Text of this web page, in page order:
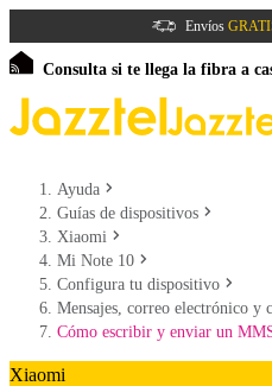
Envíos
Consulta si te llega la fibra a
Ayuda
Guías de dispositivos
Xiaomi
Mi Note 10
Configura tu dispositivo
Mensajes, correo electrónico y
Cómo escribir y enviar un
Xiaomi